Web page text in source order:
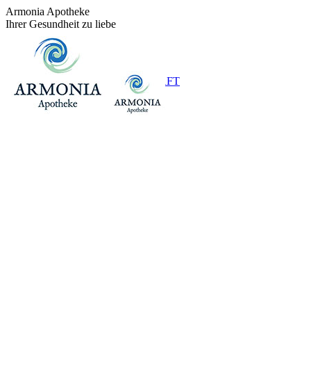
Zum
Inhalt
Armonia Apotheke
Ihrer Gesundheit zu liebe
+43 (0)1 / 48 624 14BEREITSCHAFT